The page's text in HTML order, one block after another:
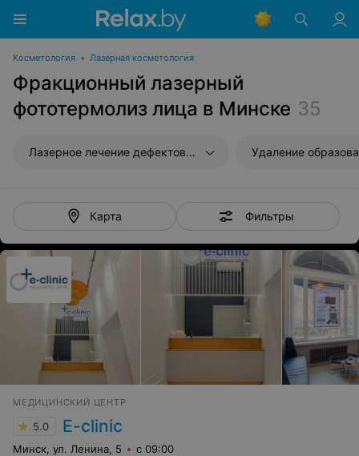
Косметология • Лазерная косметология
Фракционный лазерный
фототермолиз лица в Минске 35
Лазерное лечение дефектов кожи Удаление
Карта Фильтры
МЕДИЦИНСКИЙ ЦЕНТР
5.0 E-clinic
Минск, ул. Ленина, 5 с 09:00